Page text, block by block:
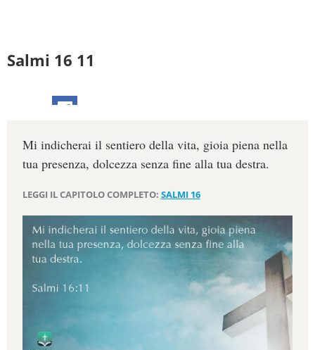
Salmi 16 11
Mi indicherai il sentiero della vita, gioia piena nella
tua presenza, dolcezza senza fine alla tua destra.
LEGGI IL CAPITOLO COMPLETO: SALMI 16